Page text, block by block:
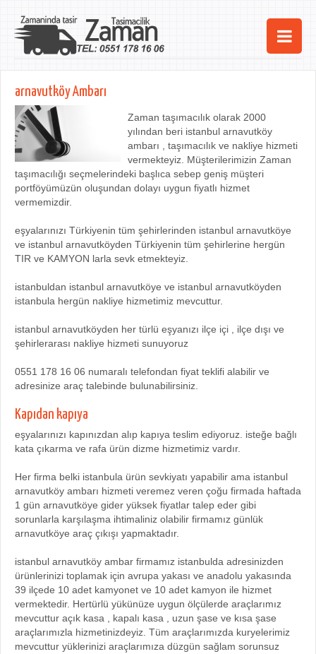
Ana Sayfa
Hizmetlerimiz
Kurumsal
iletişim
arnavutköy Ambarı
Zaman taşımacılık olarak 2000
yılından beri istanbul arnavutköy
ambarı , taşımacılık ve nakliye hizmeti
vermekteyiz. Müşterilerimizin Zaman
taşımacılığı seçmelerindeki başlıca sebep geniş müşteri
portföyümüzün oluşundan dolayı uygun fiyatlı hizmet
vermemizdir.
eşyalarınızı Türkiyenin tüm şehirlerinden istanbul arnavutköye
ve istanbul arnavutköyden Türkiyenin tüm şehirlerine hergün
TIR ve KAMYON larla sevk etmekteyiz.
istanbuldan istanbul arnavutköye ve istanbul arnavutköyden
istanbula hergün nakliye hizmetimiz mevcuttur.
istanbul arnavutköyden her türlü eşyanızı ilçe içi , ilçe dışı ve
şehirlerarası nakliye hizmeti sunuyoruz
0551 178 16 06 numaralı telefondan fiyat teklifi alabilir ve
adresinize araç talebinde bulunabilirsiniz.
Kapıdan kapıya
eşyalarınızı kapınızdan alıp kapıya teslim ediyoruz. isteğe bağlı
kata çıkarma ve rafa ürün dizme hizmetimiz vardır.
Her firma belki istanbula ürün sevkiyatı yapabilir ama istanbul
arnavutköy ambarı hizmeti veremez veren çoğu firmada haftada
1 gün arnavutköye gider yüksek fiyatlar talep eder gibi
sorunlarla karşılaşma ihtimaliniz olabilir firmamız günlük
arnavutköye araç çıkışı yapmaktadır.
istanbul arnavutköy ambar firmamız istanbulda adresinizden
ürünlerinizi toplamak için avrupa yakası ve anadolu yakasında
39 ilçede 10 adet kamyonet ve 10 adet kamyon ile hizmet
vermektedir. Hertürlü yükünüze uygun ölçülerde araçlarımız
mevcuttur açık kasa , kapalı kasa , uzun şase ve kısa şase
araçlarımızla hizmetinizdeyiz. Tüm araçlarımızda kuryelerimiz
mevcuttur yüklerinizi araçlarımıza düzgün sağlam sorunsuz